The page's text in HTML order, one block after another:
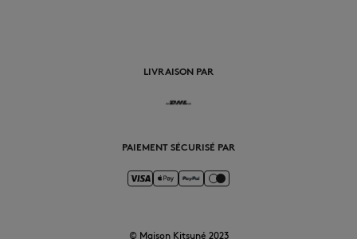
LIVRAISON PAR
PAIEMENT SÉCURISÉ PAR
© Maison Kitsuné 2023